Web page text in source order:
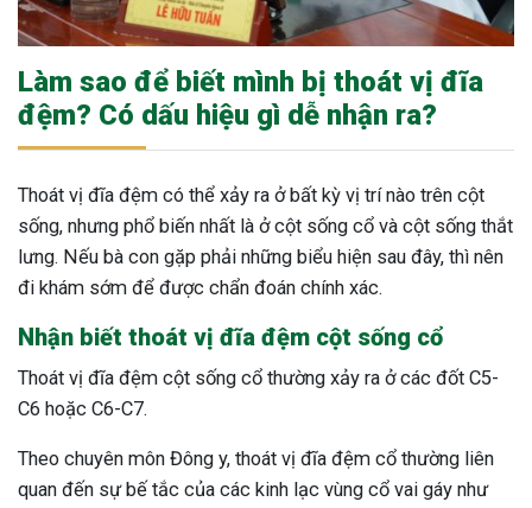
Làm sao để biết mình bị thoát vị đĩa
đệm? Có dấu hiệu gì dễ nhận ra?
Thoát vị đĩa đệm có thể xảy ra ở bất kỳ vị trí nào trên cột
sống, nhưng phổ biến nhất là ở cột sống cổ và cột sống thắt
lưng. Nếu bà con gặp phải những biểu hiện sau đây, thì nên
đi khám sớm để được chẩn đoán chính xác.
Nhận biết thoát vị đĩa đệm cột sống cổ
Thoát vị đĩa đệm cột sống cổ thường xảy ra ở các đốt C5-
C6 hoặc C6-C7.
Theo chuyên môn Đông y, thoát vị đĩa đệm cổ thường liên
quan đến sự bế tắc của các kinh lạc vùng cổ vai gáy như